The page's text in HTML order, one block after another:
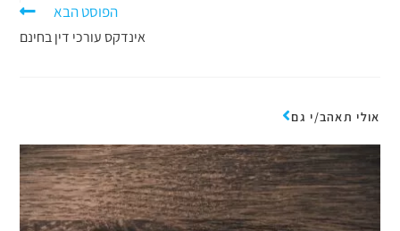
הפוסט הבא
אינדקס עורכי דין בחינם
אולי תאהב/י גם